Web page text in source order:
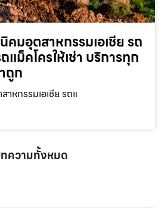
คมอุตสาหกรรมเอเชีย รถ
แม็คโครให้เช่า บริการทุก
ถูก
าหกรรมเอเชีย รถแ
ความทั้งหมด